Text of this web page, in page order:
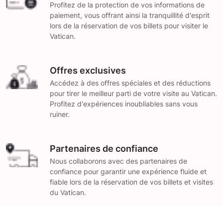
Profitez de la protection de vos informations de
paiement, vous offrant ainsi la tranquillité d'esprit
lors de la réservation de vos billets pour visiter le
Vatican.
Offres exclusives
Accédez à des offres spéciales et des réductions
pour tirer le meilleur parti de votre visite au Vatican.
Profitez d'expériences inoubliables sans vous
ruiner.
Partenaires de confiance
Nous collaborons avec des partenaires de
confiance pour garantir une expérience fluide et
fiable lors de la réservation de vos billets et visites
du Vatican.